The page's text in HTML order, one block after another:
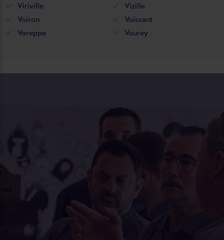
Viriville
Vizille
Voiron
Voissant
Voreppe
Vourey